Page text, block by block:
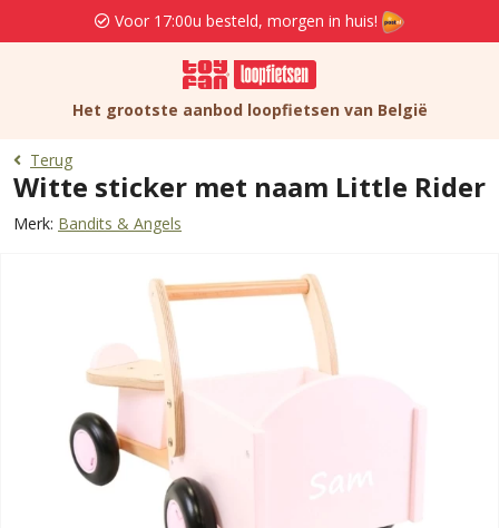
Voor 17:00u besteld, morgen in huis!
Het grootste aanbod loopfietsen van België
Terug
Witte sticker met naam Little Rider
Merk: Bandits & Angels